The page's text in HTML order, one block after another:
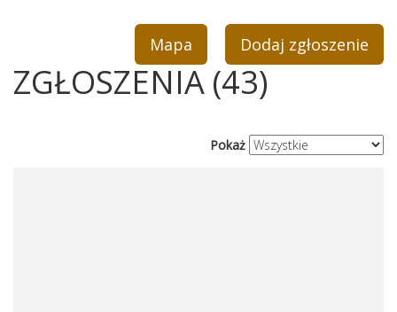
Dodaj zgłoszenie
Mapa
ZGŁOSZENIA (43)
Pokaż